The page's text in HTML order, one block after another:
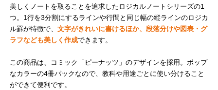
美しくノートを取ることを追求したロジカルノートシリーズの1
つ。1行を3分割にするラインや行間と同じ幅の縦ラインのロジカ
ル罫が特徴で、 文字がきれいに書けるほか、段落分けや図表・グ
ラフなども美しく作成できます。
この商品は、コミック「ピーナッツ」のデザインを採用。ポップ
なカラーの4冊パックなので、教科や用途ごとに使い分けること
ができて便利です。